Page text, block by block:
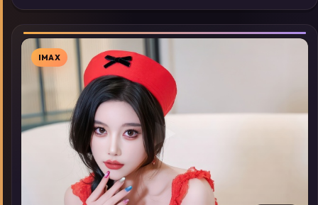
展检索同类型高分佳作，畅享高清在线追剧体验。
▶
IMAX